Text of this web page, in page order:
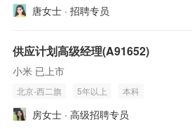
唐女士 · 招聘专员
供应计划高级经理(A91652)
小米 已上市
北京-西二旗 5年以上 本科
房女士 · 高级招聘专员